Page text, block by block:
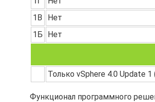
1В
Нет
1Б
Нет
Только vSphere 4.0 Update 1
Функционал программного